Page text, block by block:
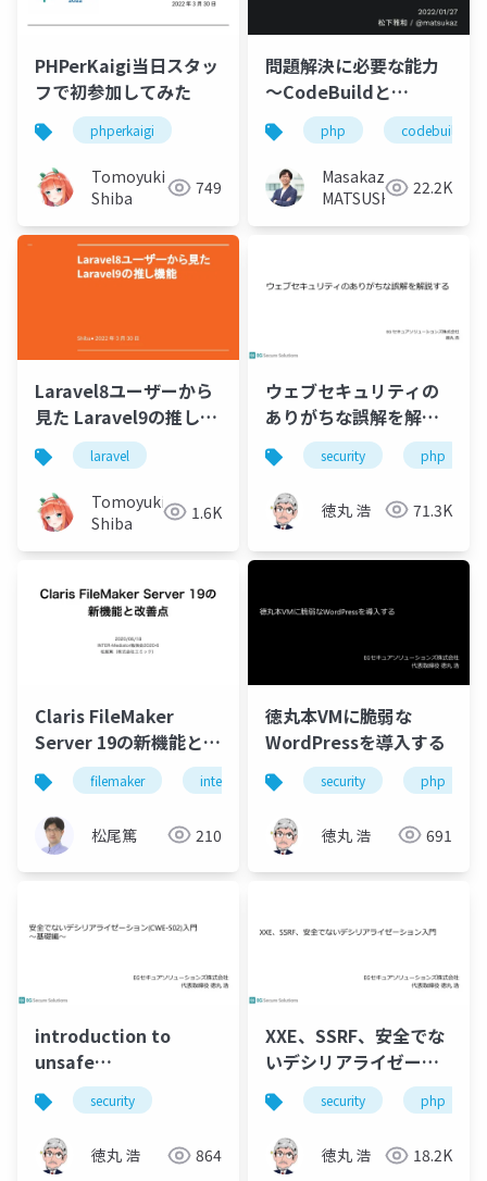
PHPerKaigi当日スタッ
フで初参加してみた
phperkaigi
Tomoyuki
Shiba
749
問題解決に必要な能力
〜CodeBuildと
OPCacheに振り回され
た話〜
php codebuild
Masakazu
MATSUSHITA22.2K
Laravel8ユーザーから
見た Laravel9の推し機
能
laravel
Tomoyuki
Shiba
1.6K
ウェブセキュリティの
ありがちな誤解を解説
する
security php
徳丸 浩 71.3K
Claris FileMaker
Server 19の新機能と改
善点
filemaker intermediator php server
松尾篤 210
徳丸本VMに脆弱な
WordPressを導入する
security php
徳丸 浩 691
introduction to
unsafe
deserialization part1
security
徳丸 浩 864
XXE、SSRF、安全でな
いデシリアライゼーシ
ョン入門security php
徳丸 浩 18.2K